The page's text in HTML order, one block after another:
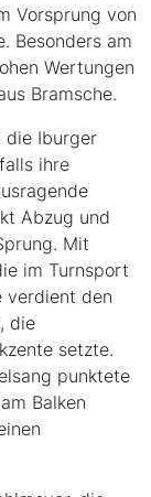
Vorsprung von
Besonders am
Wertungen
Bramsche.
die Iburger
ihre
Abzug und
Mit
im Turnsport
verdient den
die
setzte.
punktete
Balken